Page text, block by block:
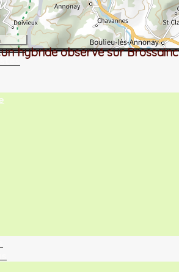
?
hybride observé sur Brossainc